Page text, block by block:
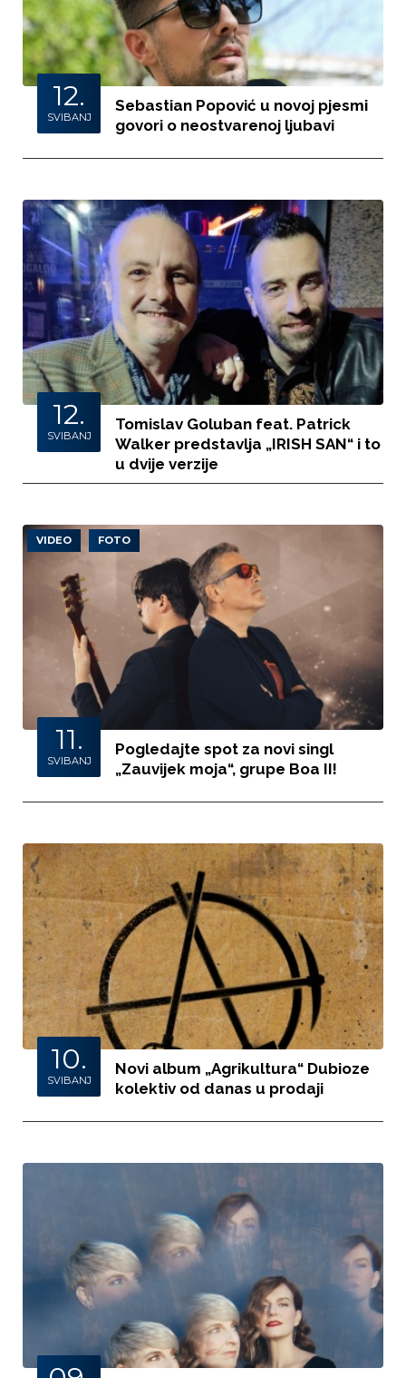
12.
SVIBANJ
Sebastian Popović u novoj pjesmi
govori o neostvarenoj ljubavi
12.
SVIBANJ
Tomislav Goluban feat. Patrick
Walker predstavlja „IRISH SAN“ i to
u dvije verzije
VIDEO FOTO
11.
SVIBANJ
Pogledajte spot za novi singl
„Zauvijek moja“, grupe Boa II!
10.
SVIBANJ
Novi album „Agrikultura“ Dubioze
kolektiv od danas u prodaji